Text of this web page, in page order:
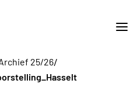
25/26/